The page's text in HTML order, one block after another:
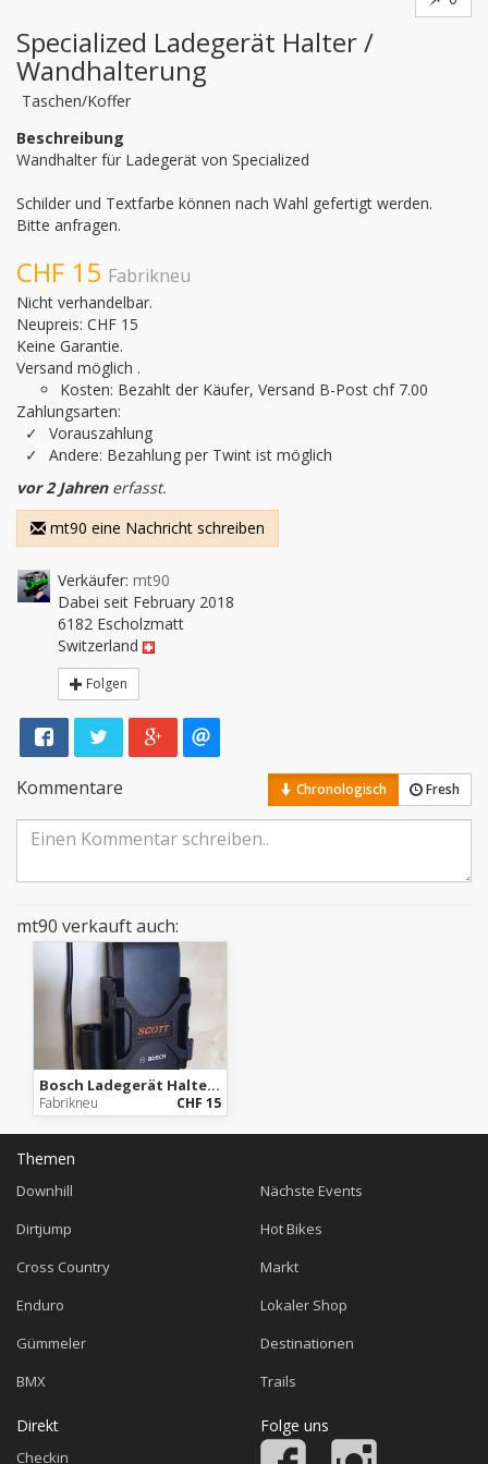
Specialized Ladegerät Halter /
Wandhalterung
Taschen/Koffer
Beschreibung
Wandhalter für Ladegerät von Specialized
Schilder und Textfarbe können nach Wahl gefertigt werden.
Bitte anfragen.
CHF 15 Fabrikneu
Nicht verhandelbar.
Neupreis: CHF 15
Keine Garantie.
Versand möglich .
Kosten: Bezahlt der Käufer, Versand B-Post chf 7.00
Zahlungsarten:
Vorauszahlung
Andere: Bezahlung per Twint ist möglich
vor 2 Jahrenerfasst.
mt90 eine Nachricht schreiben
Verkäufer: mt90
Dabei seit February 2018
6182 Escholzmatt
Switzerland
Folgen
Kommentare Chronologisch Fresh
mt90 verkauft auch:
Bosch Ladegerät Halter / Wandhalterung
Fabrikneu CHF 15
Themen
Downhill
Dirtjump
Cross Country
Enduro
Gümmeler
BMX
Nächste Events
Hot Bikes
Markt
Lokaler Shop
Destinationen
Trails
Direkt
Checkin
Folge uns